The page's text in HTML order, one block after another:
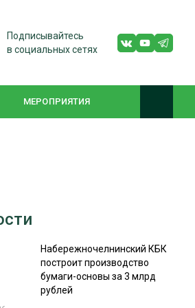
Подписывайтесь
в социальных сетях
МЕРОПРИЯТИЯ
Набережночелнинский КБК
построит производство
бумаги-основы за 3 млрд
рублей